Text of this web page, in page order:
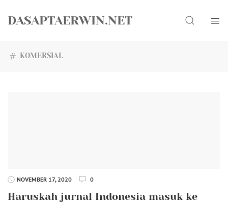
DASAPTAERWIN.NET Search
KOMERSIAL
NOVEMBER 17, 2020 0
Haruskah jurnal Indonesia masuk ke